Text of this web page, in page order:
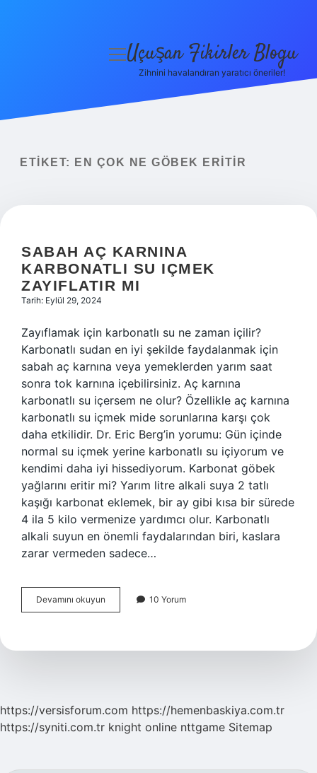
Yasal Uyarı
menüyü
Uçuşan Fikirler Blogu
Zihnini havalandıran yaratıcı öneriler!
ETIKET: EN ÇOK NE GÖBEK ERITIR
SABAH AÇ KARNINA
KARBONATLI SU IÇMEK
ZAYIFLATIR MI
Tarih: Eylül 29, 2024
Zayıflamak için karbonatlı su ne zaman içilir?
Karbonatlı sudan en iyi şekilde faydalanmak için
sabah aç karnına veya yemeklerden yarım saat
sonra tok karnına içebilirsiniz. Aç karnına
karbonatlı su içersem ne olur? Özellikle aç karnına
karbonatlı su içmek mide sorunlarına karşı çok
daha etkilidir. Dr. Eric Berg’in yorumu: Gün içinde
normal su içmek yerine karbonatlı su içiyorum ve
kendimi daha iyi hissediyorum. Karbonat göbek
yağlarını eritir mi? Yarım litre alkali suya 2 tatlı
kaşığı karbonat eklemek, bir ay gibi kısa bir sürede
4 ila 5 kilo vermenize yardımcı olur. Karbonatlı
alkali suyun en önemli faydalarından biri, kaslara
zarar vermeden sadece…
Devamını okuyun
Aç
Su
10 Yorum
https://versisforum.com https://hemenbaskiya.com.tr
https://syniti.com.tr knight online nttgame Sitemap